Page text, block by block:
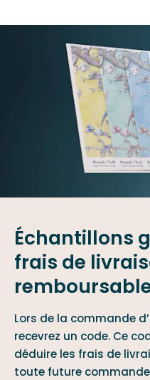
Échantillons
frais de
Lors de la commande
recevrez un code. Ce
déduire les frais de
toute future